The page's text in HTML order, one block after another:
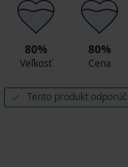
80%
Veľkosť
80%
Cena
Tento produkt